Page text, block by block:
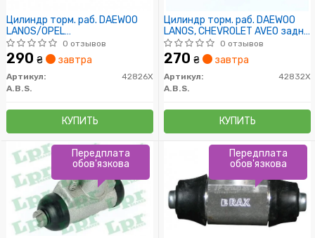
Цилиндр торм. раб. DAEWOO
LANOS/OPEL
ASTRA/CORSA/KADETT/NEXIA
задн. (пр-во ABS)
0 отзывов
290 ₴ завтра
Артикул:
42826X
A.B.S.
КУПИТЬ
Цилиндр торм. раб. DAEWOO
LANOS, CHEVROLET AVEO задн.
(пр-во ABS)
0 отзывов
270 ₴ завтра
Артикул:
42832X
A.B.S.
КУПИТЬ
Передплата
обов'язкова
Передплата
обов'язкова